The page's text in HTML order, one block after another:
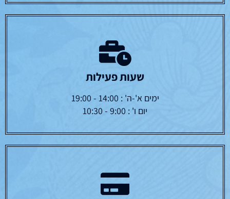
שעות פעילות
ימים א'-ה' : 14:00 - 19:00
יום ו' : 9:00 - 10:30